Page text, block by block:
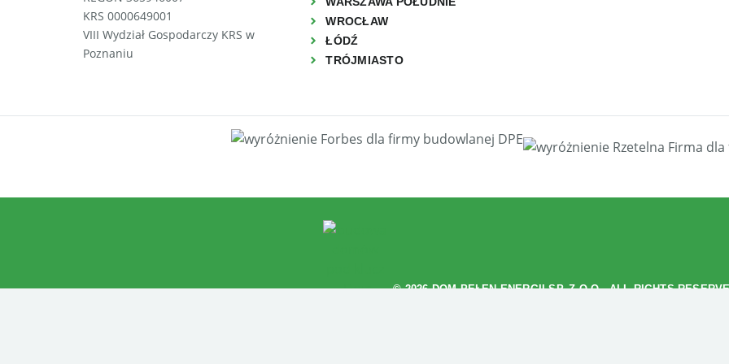
KRS 0000649001
VIII Wydział Gospodarczy KRS w
Poznaniu
WROCŁAW
ŁÓDŹ
TRÓJMIASTO
© 2026 DOM PEŁEN ENERGII SP. Z O.O., ALL RIGHTS